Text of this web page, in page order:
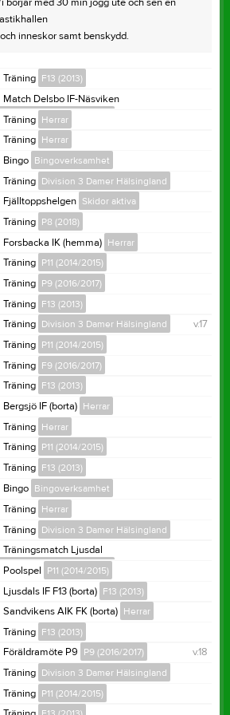
inneskor samt benskydd.
Träning F13 (2013)
Match Delsbo IF-Näsviken
3 Damer Hälsingland
Träning Herrar
Träning Herrar
Bingo Bingoverksamhet
Träning Division 3 Damer Hälsingland
Fjälltoppshelgen Skidor aktiva
Träning P8 (2018)
Forsbacka IK (hemma) Herrar
Träning P11 (2014/2015)
Träning P9 (2016/2017)
Träning F13 (2013)
v.17
Träning Division 3 Damer Hälsingland
Träning P11 (2014/2015)
Träning F9 (2016/2017)
Träning F13 (2013)
Bergsjö IF (borta) Herrar
Träning Herrar
Träning P11 (2014/2015)
Träning F13 (2013)
Bingo Bingoverksamhet
Träning Herrar
Träning Division 3 Damer Hälsingland
Träningsmatch Ljusdal
3 Damer Hälsingland
Poolspel P11 (2014/2015)
Ljusdals IF F13 (borta) F13 (2013)
Sandvikens AIK FK (borta) Herrar
Träning F13 (2013)
v.18
Föräldramöte P9 P9 (2016/2017)
Träning Division 3 Damer Hälsingland
Träning P11 (2014/2015)